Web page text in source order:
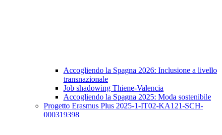
Accogliendo la Spagna 2026: Inclusione a livello
transnazionale
Job shadowing Thiene-Valencia
Accogliendo la Spagna 2025: Moda sostenibile
Progetto Erasmus Plus 2025-1-IT02-KA121-SCH-
000319398